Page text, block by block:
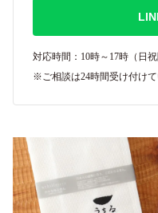
対応時間：10時～17時（日祝
※ご相談は24時間受け付けて